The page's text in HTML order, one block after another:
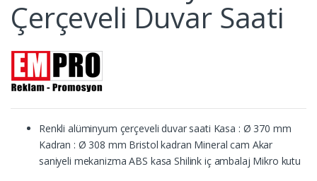
Çerçeveli Duvar Saati
Renkli alüminyum çerçeveli duvar saati Kasa : Ø 370 mm
Kadran : Ø 308 mm Bristol kadran Mineral cam Akar
saniyeli mekanizma ABS kasa Shilink iç ambalaj Mikro kutu